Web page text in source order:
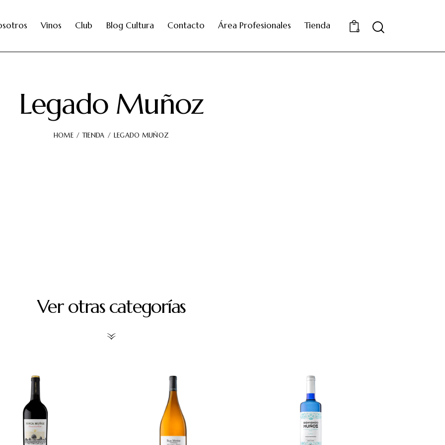
Vinos Club Blog Cultura Contacto Área Profesionales Tienda 0
Legado Muñoz
HOME TIENDA LEGADO MUÑOZ
Ver otras categorías